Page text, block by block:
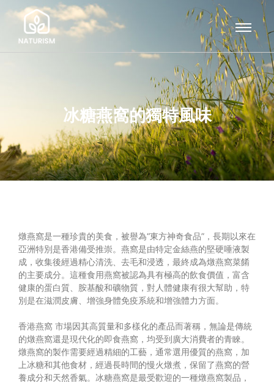
冰糖燕窩的獨特風味
燉燕窩是一種珍貴的美食，被譽為“東方神奇食品”，長期以來在
亞洲特別是香港備受推崇。燕窩是由特定金絲燕的堅硬唾液製
成，收集後經過精心清洗、去毛和浸透，最終成為燉燕窩菜餚
的主要成分。這種食用燕窩被認為具有極高的飲食價值，富含
健康的蛋白質、胺基酸和礦物質，對人體健康有很大幫助，特
別是在滋潤皮膚、增強身體免疫系統和增強體力方面。
香港燕窩 市場因其高質量和多樣化的產品而著稱，無論是傳統
的燉燕窩還是現代化的即食燕窩，均受到廣大消費者的青睞。
燉燕窩的製作需要經過精細的工藝，通常選用優質的燕窩，加
上冰糖和其他食材，經過長時間的慢火燉煮，保留了燕窩的營
養成分和天然香氣。冰糖燕窩是最受歡迎的一種燉燕窩製品，